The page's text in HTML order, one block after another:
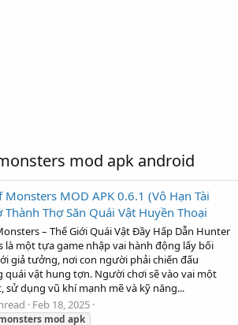
mod apk android
MOD APK 0.6.1 (Vô Hạn Tài
Thành Thợ Săn Quái Vật Huyền Thoại
– Thế Giới Quái Vật Đầy Hấp Dẫn Hunter
là một tựa game nhập vai hành động lấy bối
giả tưởng, nơi con người phải chiến đấu
quái vật hung tợn. Người chơi sẽ vào vai một
sử dụng vũ khí mạnh mẽ và kỹ năng...
Feb 18, 2025
mod apk